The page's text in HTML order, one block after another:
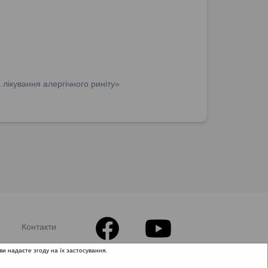
алергічного риніту»
Контакти
надаєте згоду на їх застосування.